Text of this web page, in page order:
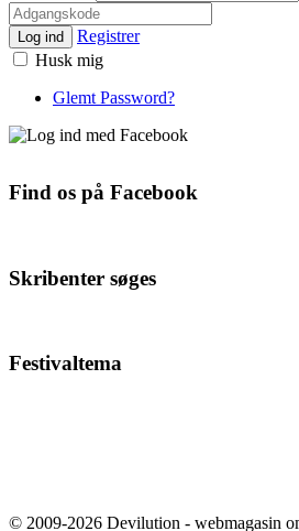
Log ind
Registrer
Husk mig
Glemt Password?
Find os på Facebook
Skribenter søges
Festivaltema
© 2009-2026 Devilution - webmagasin